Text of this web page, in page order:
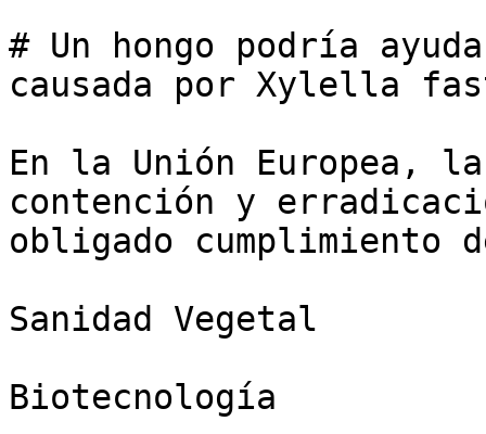
# Un hongo podría
causada por Xylella
En la Unión Europea,
contención y
obligado cumplimiento
Sanidad Vegetal
Biotecnología